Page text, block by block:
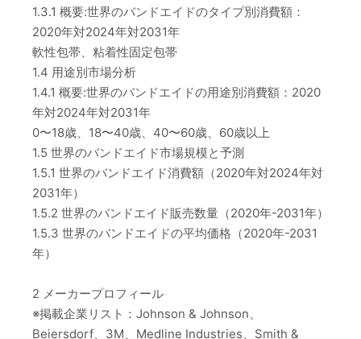
1.3.1 概要:世界のバンドエイドのタイプ別消費額：
2020年対2024年対2031年
軟性包帯、粘着性固定包帯
1.4 用途別市場分析
1.4.1 概要:世界のバンドエイドの用途別消費額：2020
年対2024年対2031年
0〜18歳、18〜40歳、40〜60歳、60歳以上
1.5 世界のバンドエイド市場規模と予測
1.5.1 世界のバンドエイド消費額（2020年対2024年対
2031年）
1.5.2 世界のバンドエイド販売数量（2020年-2031年）
1.5.3 世界のバンドエイドの平均価格（2020年-2031
年）
2 メーカープロフィール
※掲載企業リスト：Johnson & Johnson、
Beiersdorf、3M、Medline Industries、Smith &